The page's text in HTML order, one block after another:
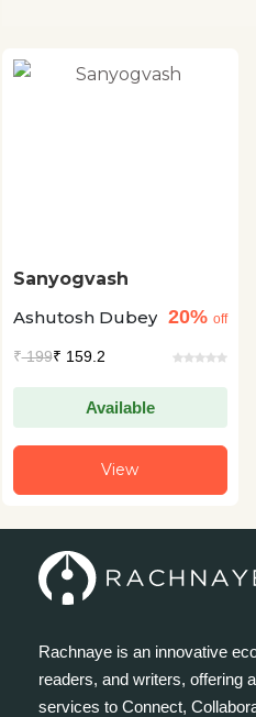
Sanyogvash
Ashutosh Dubey 20% off
₹199₹ 159.2
Available
View
Rachnaye is an innovative
readers, and writers, offering
services to Connect,